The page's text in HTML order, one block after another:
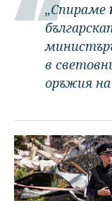
„Спираме
в
оръжия